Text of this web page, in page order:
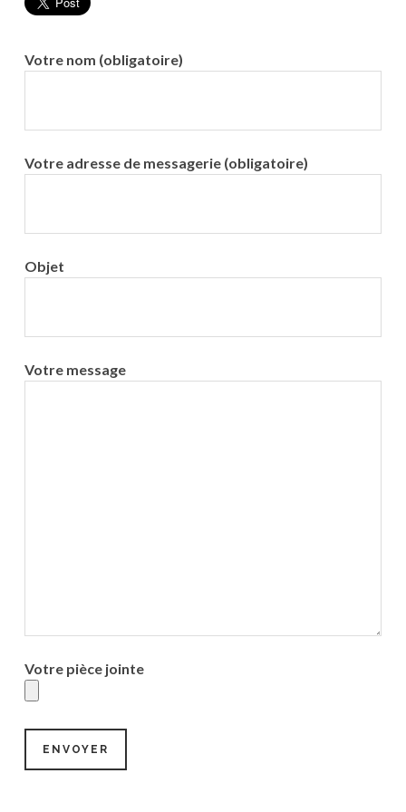
Votre nom (obligatoire)
Votre adresse de messagerie (obligatoire)
Objet
Votre message
Votre pièce jointe